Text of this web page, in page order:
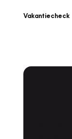
Vakantiecheck